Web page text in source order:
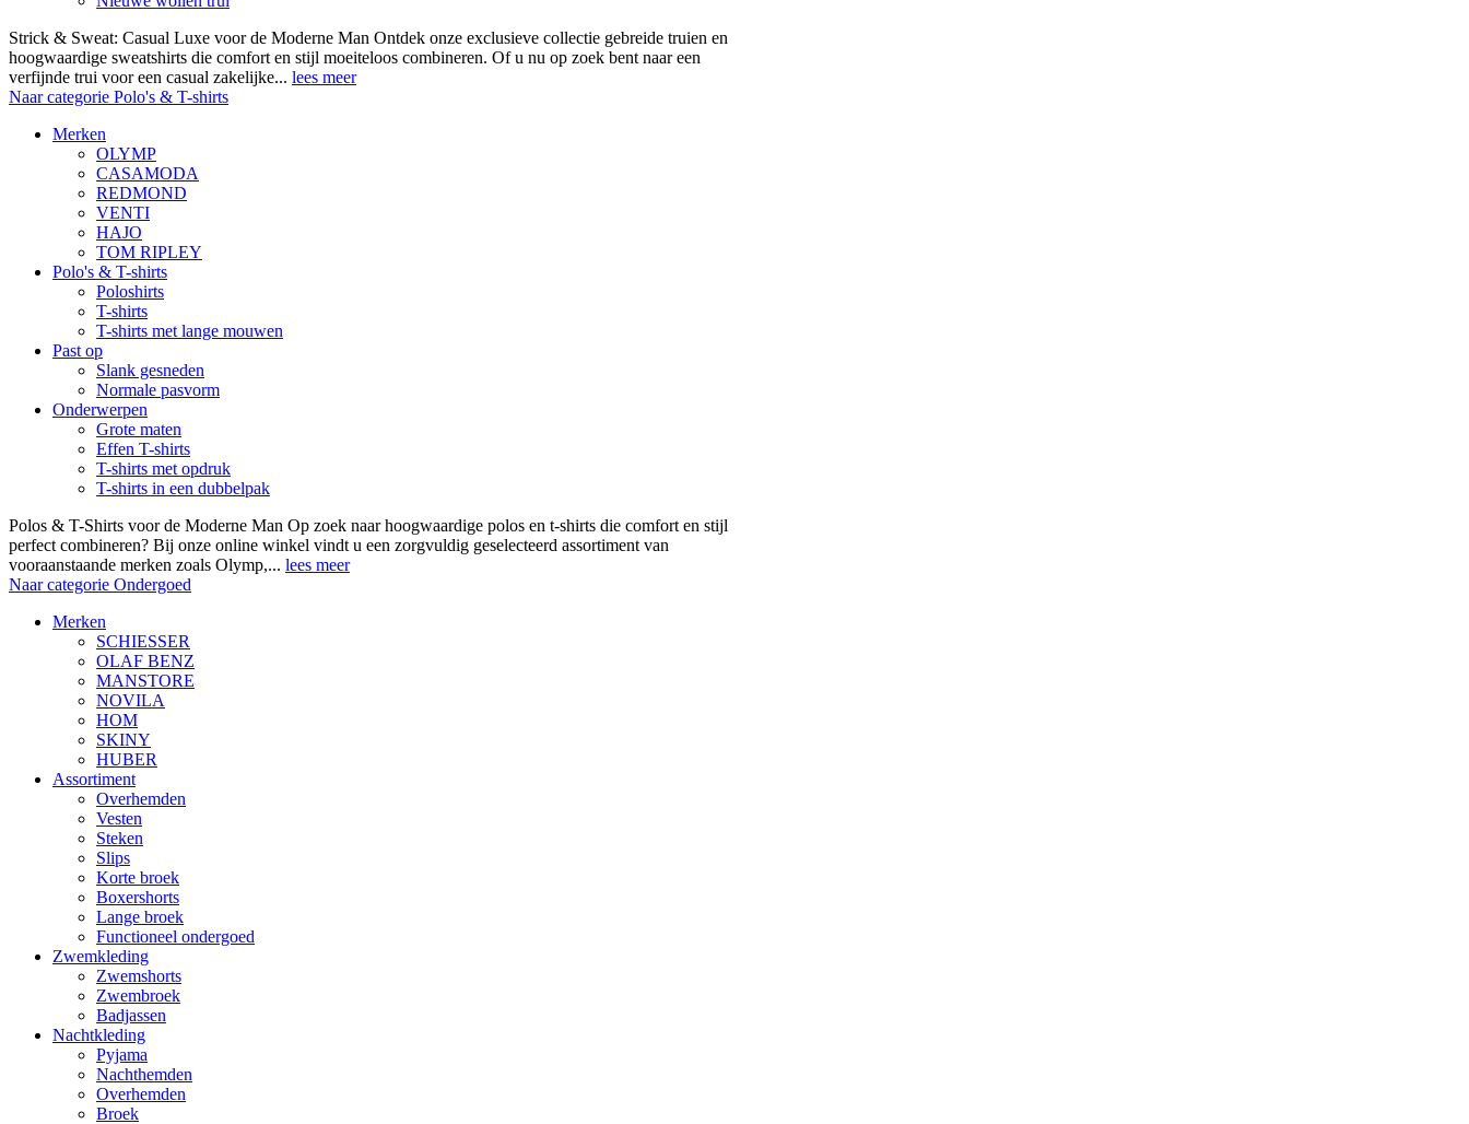
Strick & Sweat: Casual Luxe voor de Moderne Man Ontdek onze exclusieve collectie gebreide truien en
hoogwaardige sweatshirts die comfort en stijl moeiteloos combineren. Of u nu op zoek bent naar een
verfijnde trui voor een casual zakelijke... lees meer
Naar categorie Polo's & T-shirts
Merken
OLYMP
CASAMODA
REDMOND
VENTI
HAJO
TOM RIPLEY
Polo's & T-shirts
Poloshirts
T-shirts
T-shirts met lange mouwen
Past op
Slank gesneden
Normale pasvorm
Onderwerpen
Grote maten
Effen T-shirts
T-shirts met opdruk
T-shirts in een dubbelpak
Polos & T-Shirts voor de Moderne Man Op zoek naar hoogwaardige polos en t-shirts die comfort en stijl
perfect combineren? Bij onze online winkel vindt u een zorgvuldig geselecteerd assortiment van
vooraanstaande merken zoals Olymp,... lees meer
Naar categorie Ondergoed
Merken
SCHIESSER
OLAF BENZ
MANSTORE
NOVILA
HOM
SKINY
HUBER
Assortiment
Overhemden
Vesten
Steken
Slips
Korte broek
Boxershorts
Lange broek
Functioneel ondergoed
Zwemkleding
Zwemshorts
Zwembroek
Badjassen
Nachtkleding
Pyjama
Nachthemden
Overhemden
Broek